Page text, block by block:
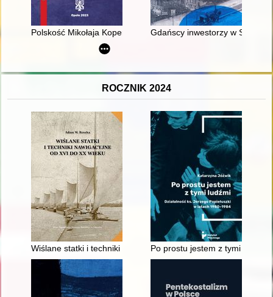
Polskość Mikołaja Kopernika z rodu Ślązaka
Gdańscy inwestorzy w
ROCZNIK 2024
Wiślane statki i techniki nawigacyjne od XVI do XX wieku
Po prostu jestem z tymi ludźmi